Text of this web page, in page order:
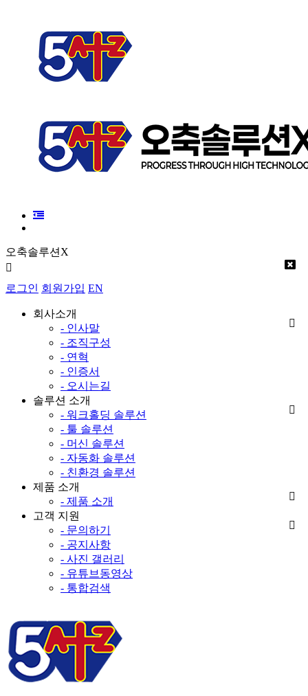
오축솔루션X
로그인 회원가입 EN
회사소개
- 인사말
- 조직구성
- 연혁
- 인증서
- 오시는길
솔루션 소개
- 워크홀딩 솔루션
- 툴 솔루션
- 머신 솔루션
- 자동화 솔루션
- 친환경 솔루션
제품 소개
- 제품 소개
고객 지원
- 문의하기
- 공지사항
- 사진 갤러리
- 유튜브동영상
- 통합검색